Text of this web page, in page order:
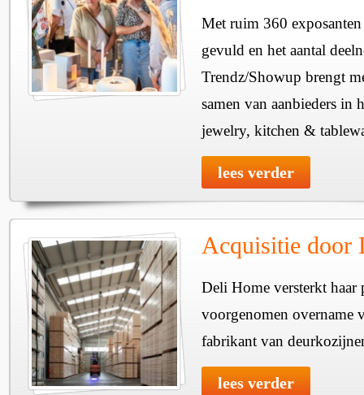
Met ruim 360
gevuld en het aantal
Trendz/Showup brengt
samen van aanbieders in
jewelry, kitchen &
lees verder
Acquisitie door
Deli Home versterkt haar
voorgenomen overname
fabrikant van
lees verder